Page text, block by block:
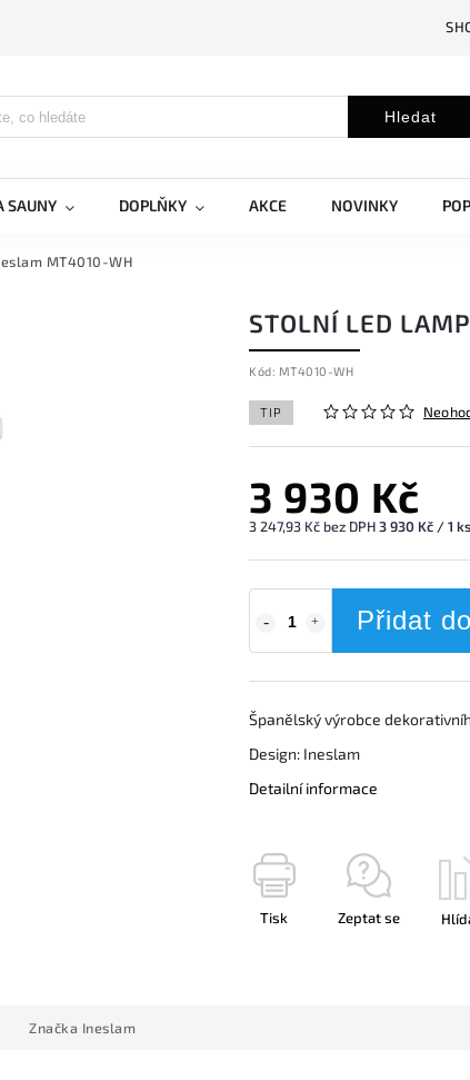
Hledat
SAUNY DOPLŇKY AKCE NOVINKY
MT4010-WH
STOLNÍ LED
Kód: MT4010-WH
TIP
3 930 Kč
3 247,93 Kč bez DPH3 930 Kč / 1
Přidat
Španělský výrobce
Design: Ineslam
Detailní informace
Tisk Zeptat se
Značka Ineslam